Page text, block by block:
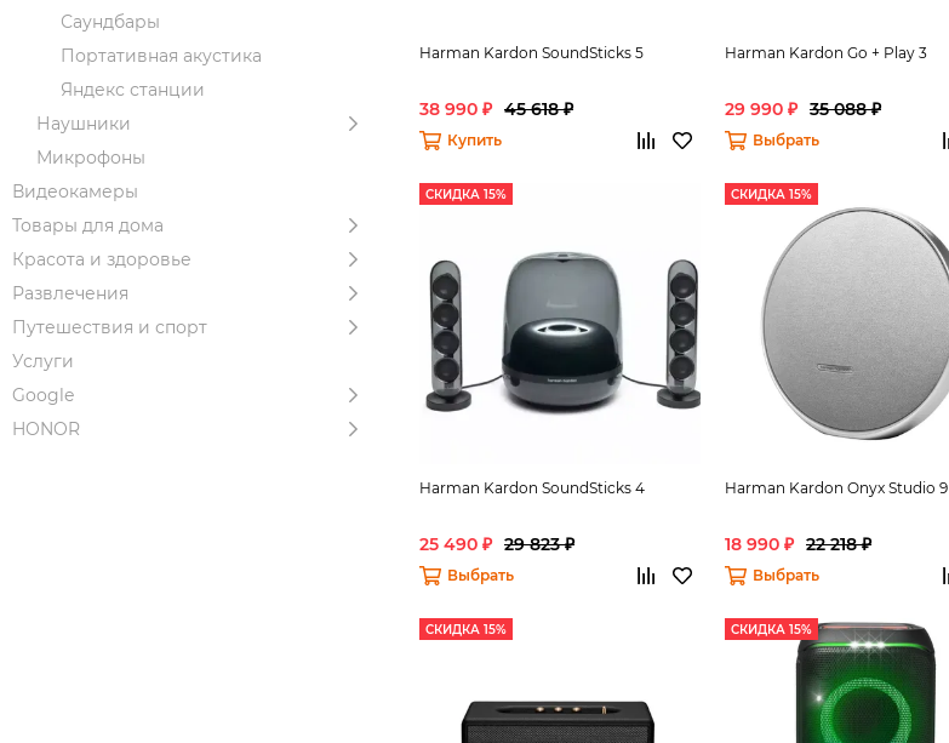
Саундбары
Портативная акустика
Яндекс станции
Наушники
Микрофоны
Видеокамеры
Товары для дома
Красота и здоровье
Развлечения
Путешествия и спорт
Услуги
Google
HONOR
Harman Kardon SoundSticks 5
38 990 ₽ 45 618 ₽
Купить
Harman Kardon Go + Play 3
29 990 ₽ 35 088 ₽
Выбрать
СКИДКА 15%
Harman Kardon SoundSticks 4
25 490 ₽ 29 823 ₽
Выбрать
СКИДКА 15%
Harman Kardon Onyx Studio 9
18 990 ₽ 22 218 ₽
Выбрать
СКИДКА 15% СКИДКА 15%